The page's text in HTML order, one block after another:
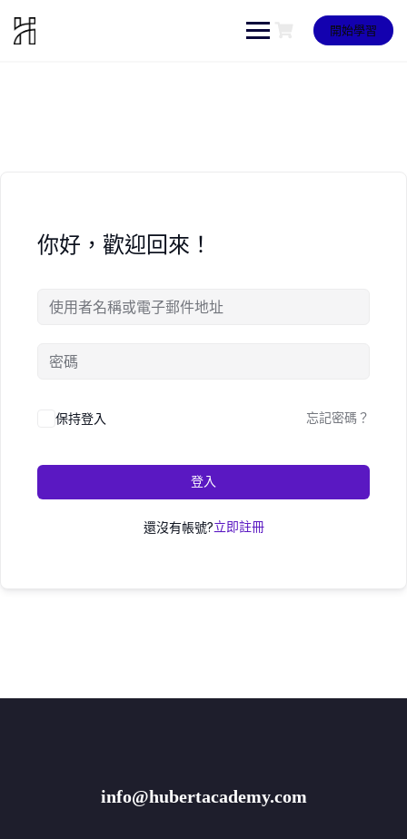
content
開始學習
你好，歡迎回來！
保持登入 忘記密碼？
登入
還沒有帳號?立即註冊
info@hubertacademy.com